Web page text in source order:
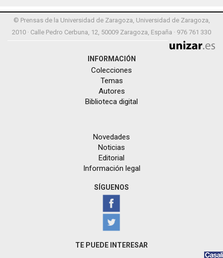
© Prensas de la Universidad de Zaragoza, Universidad de Zaragoza,
2010 · Calle Pedro Cerbuna, 12, 50009 Zaragoza, España · 976 761 330
INFORMACIÓN
Colecciones
Temas
Autores
Biblioteca digital
Novedades
Noticias
Editorial
Información legal
SÍGUENOS
TE PUEDE INTERESAR